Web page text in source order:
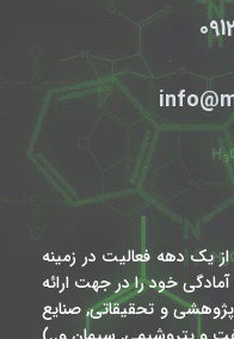
یک دهه فعالیت در زمینه
خود را در جهت ارائه
و تحقیقاتی, صنایع